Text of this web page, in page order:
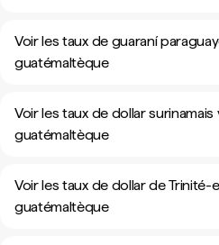
Voir les taux de guaraní
guatémaltèque
Voir les taux de dollar
guatémaltèque
Voir les taux de dollar de
guatémaltèque